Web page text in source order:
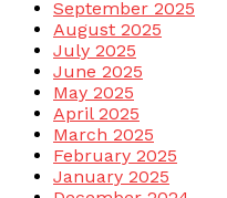
September 2025
August 2025
July 2025
June 2025
May 2025
April 2025
March 2025
February 2025
January 2025